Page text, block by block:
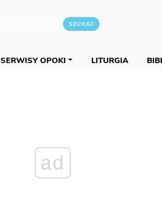
SERWISY OPOKI LITURGIA
ad